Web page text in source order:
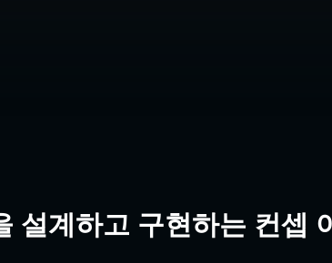
설계하고 구현하는 컨셉